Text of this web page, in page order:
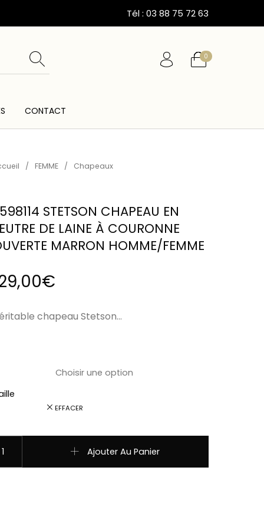
Tél : 03 88 75 72 63
0
CONTACT
/ FEMME / Chapeaux
STETSON CHAPEAU EN
DE LAINE À COURONNE
MARRON HOMME/FEMME
€
chapeau Stetson…
EFFACER
Ajouter Au Panier